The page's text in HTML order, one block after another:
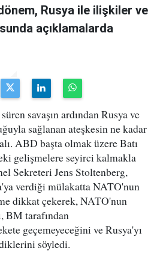
Rusya ile ilişkiler ve
açıklamalarda
savaşın ardından Rusya ve
sağlanan ateşkesin ne kadar
ABD başta olmak üzere Batı
gelişmelere seyirci kalmakla
Sekreteri Jens Stoltenberg,
verdiği mülakatta NATO'nun
dikkat çekerek, NATO'nun
BM tarafından
geçemeyeceğini ve Rusya'yı
söyledi.